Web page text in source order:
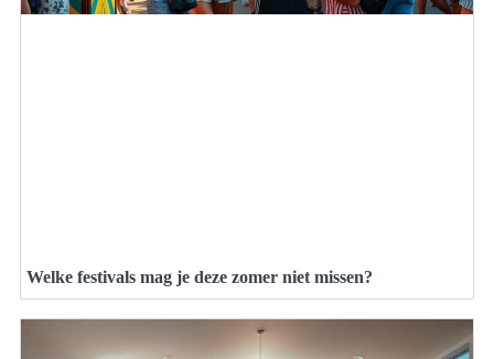
Welke festivals mag je deze zomer niet missen?